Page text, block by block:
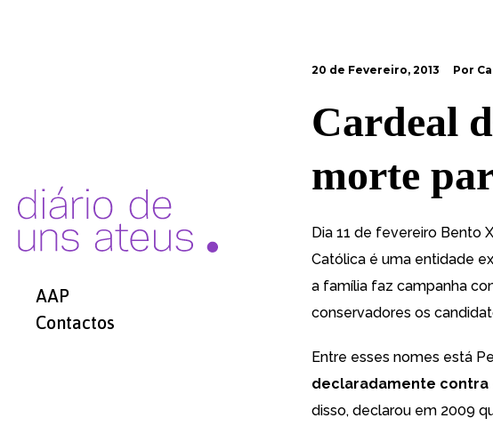
AAP
Contactos
20 de Fevereiro, 2013 Por
Cardeal
morte
Dia 11 de fevereiro Bento
Católica é uma entidade
a família faz campanha
conservadores os
Entre esses nomes está
declaradamente contra
disso, declarou em 2009